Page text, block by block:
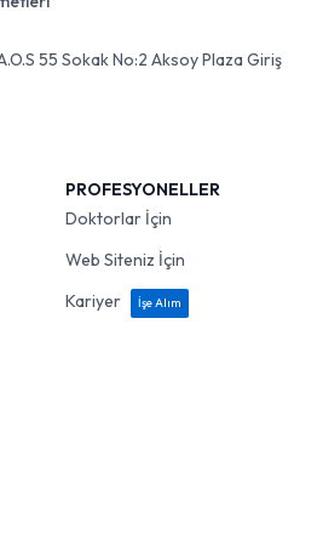
55 Sokak No:2 Aksoy Plaza Giriş
PROFESYONELLER
Doktorlar İçin
Web Siteniz İçin
Kariyer
İşe Alım